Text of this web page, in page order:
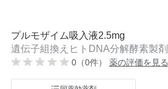
プルモザイム吸入液2.5mg
遺伝子組換えヒトDNA分解酵素製剤
0（0件） 薬の評価を見る